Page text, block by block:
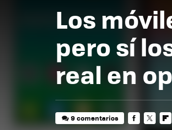
Los
pero sí
real en
9 comentarios